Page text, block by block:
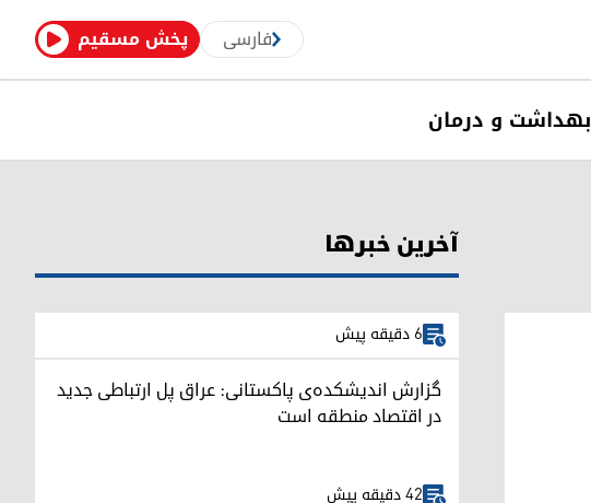
پخش مسقیم فارسی
بهداشت و درمان
آخرین خبرها
6 دقیقه پیش
گزارش اندیشکده‌ی پاکستانی: عراق پل ارتباطی جدید
در اقتصاد منطقه است
42 دقیقه پیش